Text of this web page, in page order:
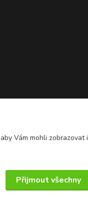
Vám mohli zobrazovat
Přijmout všechny